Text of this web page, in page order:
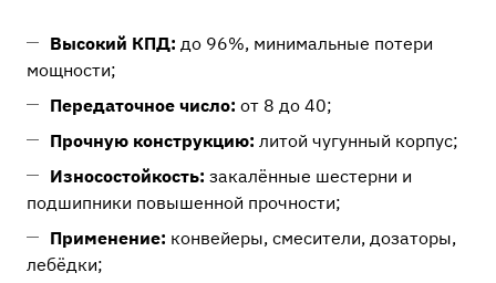
Высокий КПД: до 96%, минимальные потери
мощности;
Передаточное число: от 8 до 40;
Прочную конструкцию: литой чугунный корпус;
Износостойкость: закалённые шестерни и
подшипники повышенной прочности;
Применение: конвейеры, смесители, дозаторы,
лебёдки;